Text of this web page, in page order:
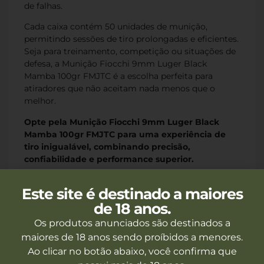
de falhas.
Cada caixa contém 50 unidades de munição,
permitindo sessões de tiro prolongadas e eficientes.
Seja para treinamento, competição ou situações de
defesa, a Munição Fiocchi 9mm Luger Black
Mamba 100gr FMJTC é a escolha perfeita para
atiradores que não aceitam nada menos que o
melhor.
Opte pela Munição Fiocchi 9mm Luger Black
Mamba 100gr FMJTC para uma experiência de
tiro inigualável, combinando precisão,
confiabilidade e performance superior.
Produtos Recomendados
Este site é destinado a maiores
de 18 anos.
Os produtos anunciados são destinados a
maiores de 18 anos sendo proíbidos a menores.
Ao clicar no botão abaixo, você confirma que